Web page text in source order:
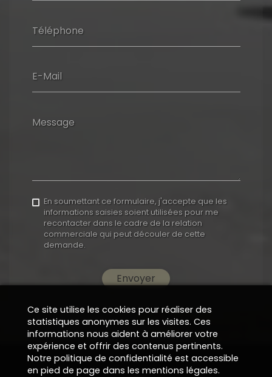
Téléphone
E-Mail
Message
En soumettant ce formulaire, j'accepte que les
informations saisies soient utilisées pour me
recontacter dans le cadre de la relation
commerciale qui peut découler de cette
demande.
Envoyer
Ce site utilise les cookies pour réaliser des
statistiques anonymes sur les visites. Ces
informations nous aident à améliorer votre
expérience et offrir des contenus pertinents.
Notre politique de confidentialité est accessible
en pied de page dans les mentions légales.